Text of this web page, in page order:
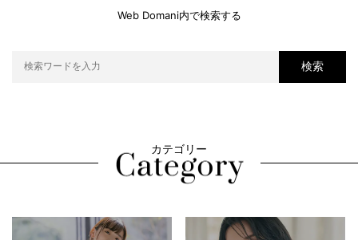
Web Domani内で検索する
検索
カテゴリー